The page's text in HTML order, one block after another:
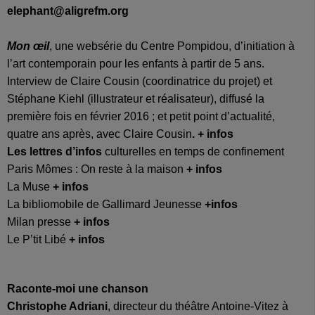
elephant@aligrefm.org
Mon œil, une websérie du Centre Pompidou, d’initiation à
l’art contemporain pour les enfants à partir de 5 ans.
Interview de Claire Cousin (coordinatrice du projet) et
Stéphane Kiehl (illustrateur et réalisateur), diffusé la
première fois en février 2016 ; et petit point d’actualité,
quatre ans après, avec Claire Cousin. + infos
Les lettres d’infos culturelles en temps de confinement
Paris Mômes : On reste à la maison + infos
La Muse + infos
La bibliomobile de Gallimard Jeunesse +infos
Milan presse + infos
Le P’tit Libé + infos
Raconte-moi une chanson
Christophe Adriani, directeur du théâtre Antoine-Vitez à